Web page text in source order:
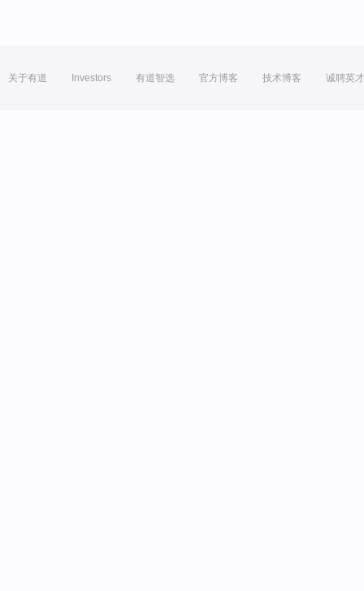
关于有道 Investors 有道智选 官方博客 技术博客 诚聘英才